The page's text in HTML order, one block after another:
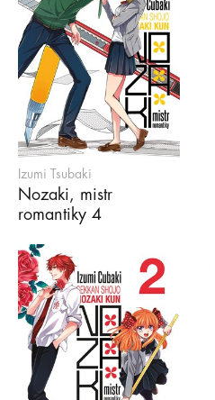
Izumi Tsubaki
Nozaki, mistr
romantiky 4